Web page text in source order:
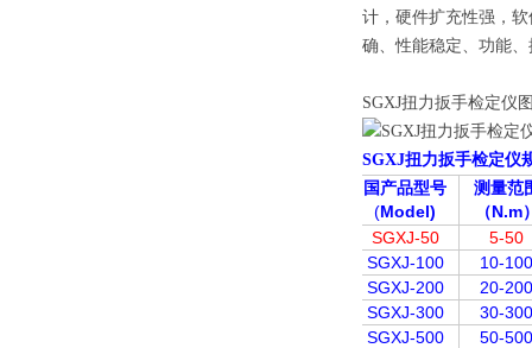
计，硬件扩充性强，
确、性能稳定、功能
SGXJ扭力扳手检定仪
SGXJ扭力扳手检定仪
国产品型号
(Model)
测量范
（N.m
SGXJ-50
5-50
SGXJ-100
10-
SGXJ-200
20-
SGXJ-300
30-
SGXJ-500
50-